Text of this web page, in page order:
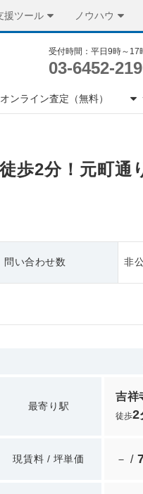
援ツール ノウハウ
受付時間：平日9時～17
03-6452-
オンライン査定（無料）
歩2分！元町通
問い合わせ数 非
最寄り駅
吉祥
徒歩2
現賃料 / 坪単価 － /